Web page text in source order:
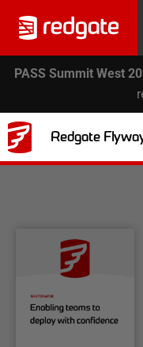
PASS Summit West
Redgate